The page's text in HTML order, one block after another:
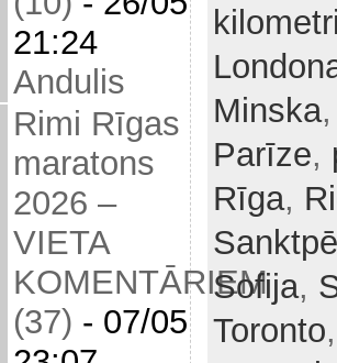
21:24
Andulis
Rimi Rīgas
maratons
2026 –
VIETA
KOMENTĀRIEM
(37) - 07/05
kilometri
Minska,
Parīze,
Rīga,
Sofija,
Toronto,